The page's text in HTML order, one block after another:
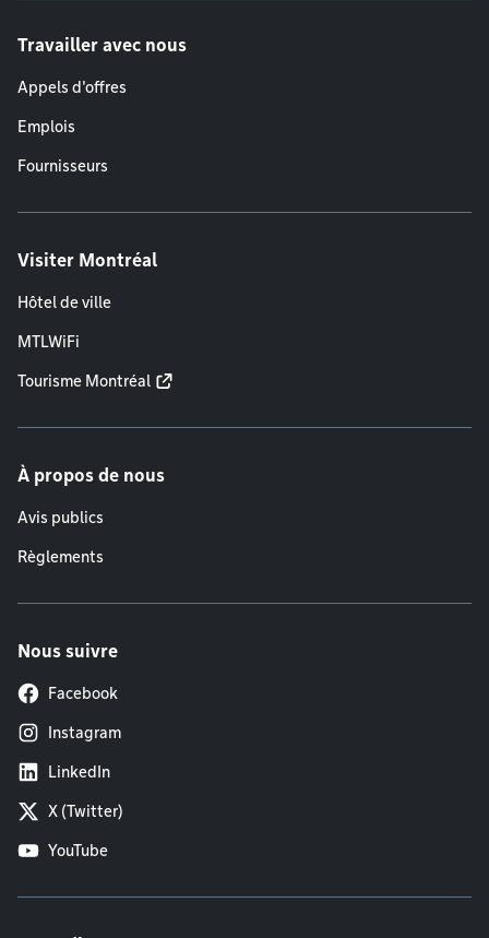
Travailler avec nous
Appels d'offres
Emplois
Fournisseurs
Visiter Montréal
Hôtel de ville
MTLWiFi
Tourisme Montréal
À propos de nous
Avis publics
Règlements
Nous suivre
Facebook
Instagram
LinkedIn
X (Twitter)
YouTube